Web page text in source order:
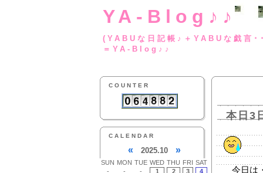
YA-Blog♪♪
(YABUな日記帳♪
＝YA-Blog♪♪
COUNTER
CALENDAR
« 2025.10 »
SUN MON TUE WED THU FRI SAT
-
- - 1 2 3
4
本日3
今日は